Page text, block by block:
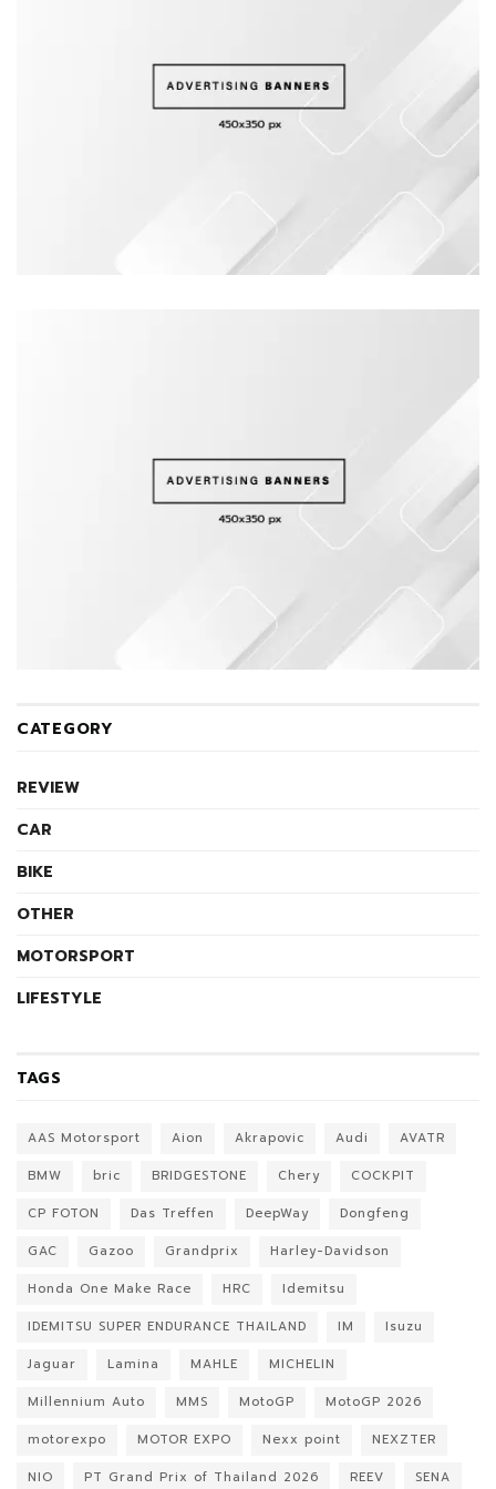
CATEGORY
REVIEW
CAR
BIKE
OTHER
MOTORSPORT
LIFESTYLE
TAGS
AAS Motorsport Aion Akrapovic Audi
AVATR
BMW
bric BRIDGESTONE Chery
COCKPIT
CP FOTON
Das Treffen DeepWay
Dongfeng
GAC
Gazoo Grandprix
Harley-Davidson
Honda One Make Race
HRC
Idemitsu
IDEMITSU SUPER ENDURANCE THAILAND
IM
Isuzu
Jaguar
Lamina MAHLE
MICHELIN
Millennium Auto
MMS MotoGP
MotoGP 2026
motorexpo
MOTOR EXPO Nexx point
NEXZTER
NIO
PT Grand Prix of Thailand 2026 REEV
SENA